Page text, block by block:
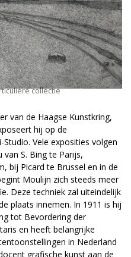
collectie
van de Haagse Kunstkring,
hij op de
Vele exposities volgen
van S. Bing te Parijs,
bij Picard te Brussel en in de
Moulijn zich steeds meer
Deze techniek zal uiteindelijk
plaats innemen. In 1911 is hij
tot Bevordering der
en heeft belangrijke
in Nederland
grafische kunst aan de